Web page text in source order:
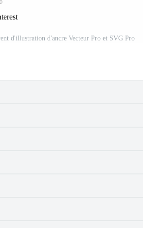
d'illustration d'ancre Vecteur Pro et SVG Pro